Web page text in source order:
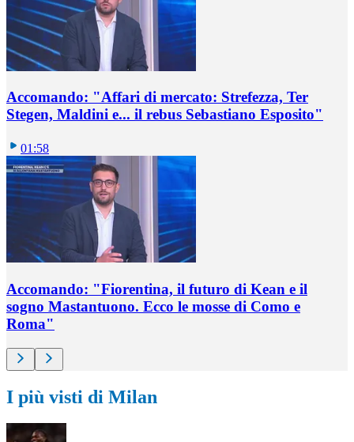
Accomando: "Affari di mercato: Strefezza, Ter
Stegen, Maldini e... il rebus Sebastiano Esposito"
01:58
Accomando: "Fiorentina, il futuro di Kean e il
sogno Mastantuono. Ecco le mosse di Como e
Roma"
I più visti di Milan